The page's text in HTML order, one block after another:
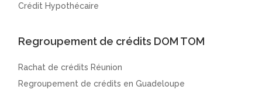
Crédit Hypothécaire
Regroupement de crédits DOM TOM
Rachat de crédits Réunion
Regroupement de crédits en Guadeloupe